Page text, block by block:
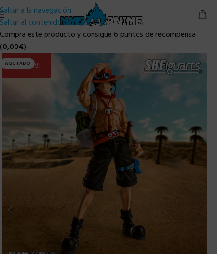
Saltar a la navegación
Saltar al contenido principal
Compra este producto y consigue 6 puntos de recompensa
(0,00€)
AGOTADO
ULTIMA!!